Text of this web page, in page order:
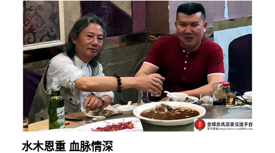
水木恩重 血脉情深